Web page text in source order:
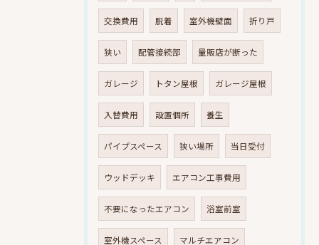
交換費用 脱着 室外機壁面 折り戸
狭い 配管接続部 量販店が断った
ガレージ トタン屋根 ガレージ屋根
入替費用 設置個所 養生
パイプスペース 狭い場所 当日受付
ウッドデッキ エアコン工事費用
不要になったエアコン 浴室前室
室外機スペース マルチエアコン